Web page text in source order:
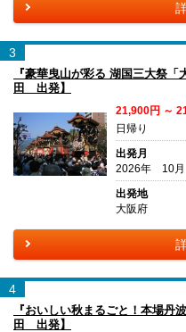
3
『豪華曳山が彩る 湖国三大祭
田 出発】
21,900円 ～
日帰り
出発月
2026年 10月
出発地
大阪府
4
『おいしい秋まるごと！本場丹
田 出発】